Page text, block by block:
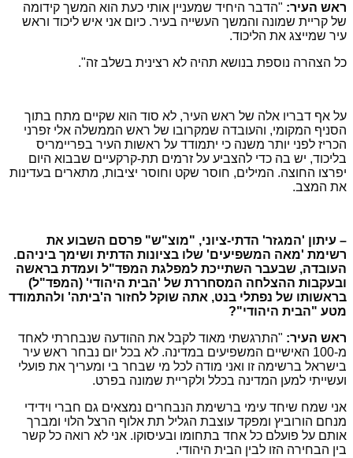
ראש העיר: "הדבר היחיד שמעניין אותי כעת הוא המשך קידומה
של קריית שמונה והמשך העשייה בעיר. כיום אני איש ליכוד וראש
עיר שמייצג את הליכוד.
כל הצהרה נוספת בנושא תהיה לא רצינית בשלב זה".
על אף דבריו אלה של ראש העיר, לא סוד הוא שקיים מתח בתוך
הסניף המקומי, והעובדה שמקרובו של ראש הממשלה אלי זפרני
הכריז לפני יותר משנה כי יתמודד על ראשות העיר בפריימריס
בליכוד, יש בה כדי להצביע על זרמים תת-קרקעיים שבבוא היום
יפרצו החוצה. המילים, חוסר שקט וחוסר יציבות, מתארים בעדינות
את המצב.
– עיתון 'המגזר' הדתי-ציוני, "מוצ"ש" פרסם השבוע את
רשימת 'מאה המשפיעים' שלו בציונות הדתית ושימך ביניהם.
העובדה, שבעבר השתייכת למפלגת המפד"ל ועמדת בראשה
ובעקבות ההצלחה המסחררת של 'הבית היהודי' (המפד"ל)
בראשותו של נפתלי בנט, אתה שוקל לחזור ה'ביתה' ולהתמודד
מטע "הבית היהודי"?
ראש העיר: "התרגשתי מאוד לקבל את ההודעה שנבחרתי לאחד
מ-100 האישיים המשפיעים במדינה. לא בכל יום נבחר ראש עיר
בישראל ברשימה זו ואני מודה לכל מי שבחר בי ומעריך את פועלי
ועשייתי למען המדינה בכלל ולקריית שמונה בפרט.
אני שמח שיחד עימי ברשימת הנבחרים נמצאים גם חברי וידידי
מנחם הורוביץ ומפקד עוצבת הגליל תת אלוף הרצל הלוי ומברך
אותם על פועלם כל אחד בתחומו ובעיסוקו. אני לא רואה כל קשר
בין הבחירה הזו לבין הבית היהודי.